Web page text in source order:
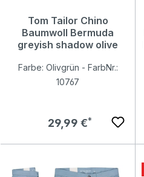
Tom Tailor Chino
Baumwoll Bermuda
greyish shadow olive
Farbe: Olivgrün - FarbNr.:
10767
Regulärer Preis:
29,99 €